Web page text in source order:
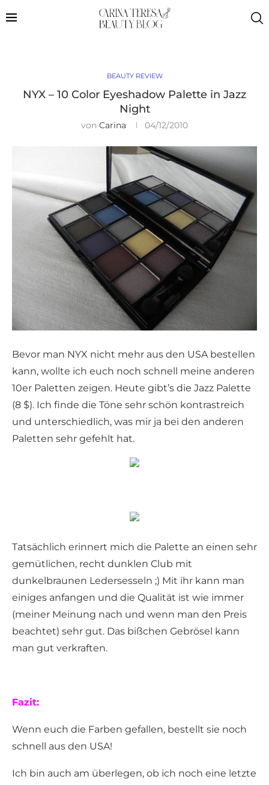
BEAUTY REVIEW
NYX – 10 Color Eyeshadow Palette in Jazz
Night
von Carina 04/12/2010
Bevor man NYX nicht mehr aus den USA bestellen
kann, wollte ich euch noch schnell meine anderen
10er Paletten zeigen. Heute gibt’s die Jazz Palette
(8 $). Ich finde die Töne sehr schön kontrastreich
und unterschiedlich, was mir ja bei den anderen
Paletten sehr gefehlt hat.
Tatsächlich erinnert mich die Palette an einen sehr
gemütlichen, recht dunklen Club mit
dunkelbraunen Ledersesseln ;) Mit ihr kann man
einiges anfangen und die Qualität ist wie immer
(meiner Meinung nach und wenn man den Preis
beachtet) sehr gut. Das bißchen Gebrösel kann
man gut verkraften.
Fazit:
Wenn euch die Farben gefallen, bestellt sie noch
schnell aus den USA!
Ich bin auch am überlegen, ob ich noch eine letzte